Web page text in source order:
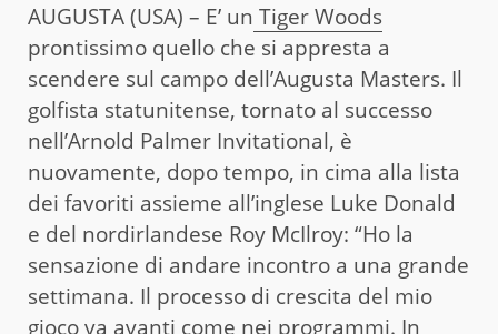
AUGUSTA (USA) – E’ un Tiger Woods
prontissimo quello che si appresta a
scendere sul campo dell’Augusta Masters. Il
golfista statunitense, tornato al successo
nell’Arnold Palmer Invitational, è
nuovamente, dopo tempo, in cima alla lista
dei favoriti assieme all’inglese Luke Donald
e del nordirlandese Roy McIlroy: “Ho la
sensazione di andare incontro a una grande
settimana. Il processo di crescita del mio
gioco va avanti come nei programmi. In